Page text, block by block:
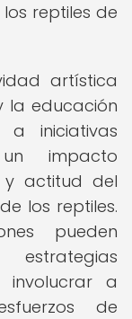
reptiles de
artística
la educación
iniciativas
impacto
y actitud del
los reptiles.
pueden
involucrar a
de